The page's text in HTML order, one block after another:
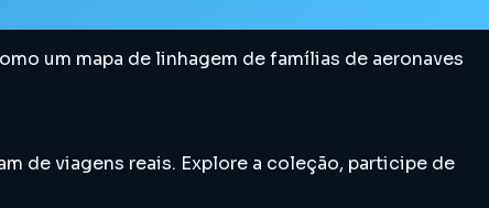
um mapa de linhagem de famílias de aeronaves
de viagens reais. Explore a coleção, participe de